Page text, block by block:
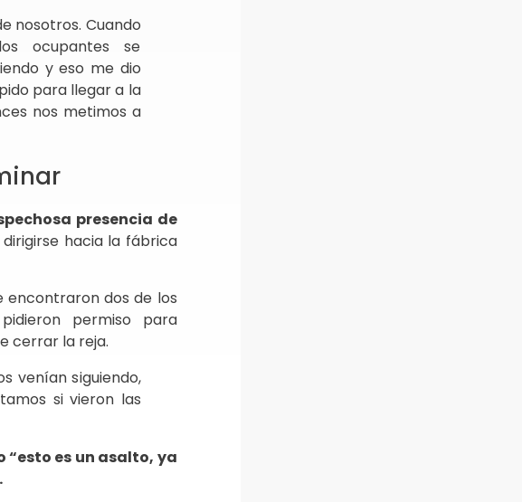
nosotros. Cuando
ocupantes se
y eso me dio
para llegar a la
nos metimos a
presencia de
hacia la fábrica
encontraron dos de los
permiso para
cerrar la reja.
venían siguiendo,
si vieron las
“esto es un asalto, ya